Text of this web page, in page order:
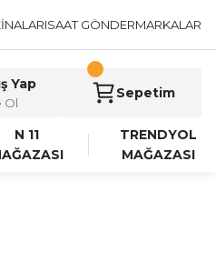
SAAT GÖNDERMARKALAR
Yap
Ol
Sepetim
N 11
TRENDYOL
MAĞAZASI